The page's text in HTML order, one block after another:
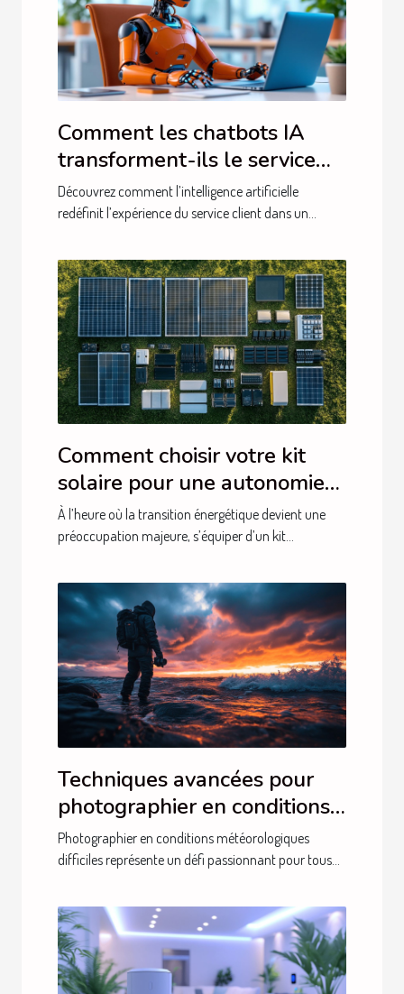
Comment les chatbots IA
transforment-ils le service
client ?
Découvrez comment l’intelligence artificielle
redéfinit l’expérience du service client dans un...
Comment choisir votre kit
solaire pour une autonomie
énergétique optimale
À l’heure où la transition énergétique devient une
préoccupation majeure, s’équiper d’un kit...
Techniques avancées pour
photographier en conditions
météorologiques difficiles
Photographier en conditions météorologiques
difficiles représente un défi passionnant pour tous...